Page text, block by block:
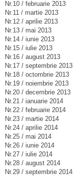
Nr.10 / februarie 2013
Nr.11 / martie 2013
Nr.12 / aprilie 2013
Nr.13 / mai 2013
Nr.14 / iunie 2013
Nr.15 / iulie 2013
Nr.16 / august 2013
Nr.17 / septembrie 2013
Nr.18 / octombrie 2013
Nr.19 / noiembrie 2013
Nr.20 / decembrie 2013
Nr.21 / ianuarie 2014
Nr.22 / februarie 2014
Nr.23 / martie 2014
Nr.24 / aprilie 2014
Nr.25 / mai 2014
Nr.26 / iunie 2014
Nr.27 / iulie 2014
Nr.28 / august 2014
Nr.29 / septembrie 2014